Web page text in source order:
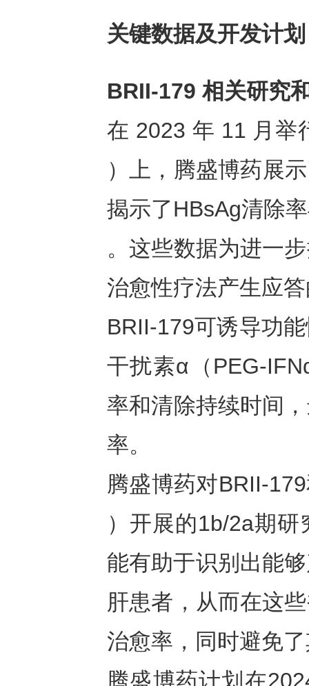
关键数据及开发计划
BRII-179 相关研究
在 2023 年 11 月举
）上，腾盛博药展
揭示了HBsAg清除
。这些数据为进一
治愈性疗法产生应
BRII-179可诱导功
干扰素α（PEG-
率和清除持续时间
率。
腾盛博药对BRII-
）开展的1b/2a期
能有助于识别出能
肝患者，从而在这
治愈率，同时避免
腾盛博药计划在